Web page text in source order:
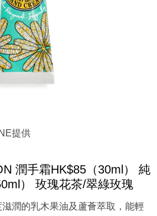
提供
潤手霜HK$85（30ml） 純
） 玫瑰花茶/翠綠玫瑰
潤的乳木果油及蘆薈萃取，能輕